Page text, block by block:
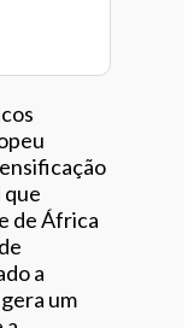
que
de África
a
um